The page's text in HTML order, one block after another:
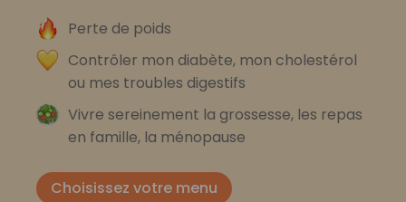
Perte de poids
Contrôler mon diabète, mon cholestérol
ou mes troubles digestifs
Vivre sereinement la grossesse, les repas
en famille, la ménopause
Choisissez votre menu